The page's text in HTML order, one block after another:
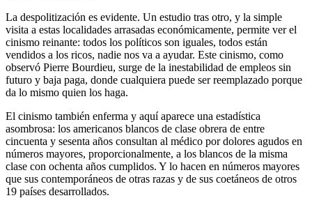
La despolitización es evidente. Un estudio tras otro, y la simple
visita a estas localidades arrasadas económicamente, permite ver el
cinismo reinante: todos los políticos son iguales, todos están
vendidos a los ricos, nadie nos va a ayudar. Este cinismo, como
observó Pierre Bourdieu, surge de la inestabilidad de empleos sin
futuro y baja paga, donde cualquiera puede ser reemplazado porque
da lo mismo quien los haga.
El cinismo también enferma y aquí aparece una estadística
asombrosa: los americanos blancos de clase obrera de entre
cincuenta y sesenta años consultan al médico por dolores agudos en
números mayores, proporcionalmente, a los blancos de la misma
clase con ochenta años cumplidos. Y lo hacen en números mayores
que sus contemporáneos de otras razas y de sus coetáneos de otros
19 países desarrollados.